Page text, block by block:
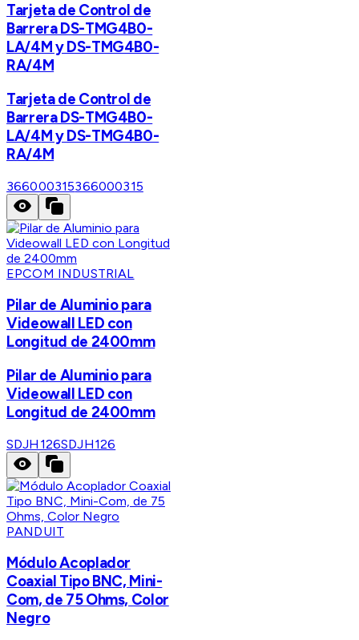
Tarjeta de Control de
Barrera DS-TMG4B0-
LA/4M y DS-TMG4B0-
RA/4M
Tarjeta de Control de
Barrera DS-TMG4B0-
LA/4M y DS-TMG4B0-
RA/4M
366000315366000315
EPCOM INDUSTRIAL
Pilar de Aluminio para
Videowall LED con
Longitud de 2400mm
Pilar de Aluminio para
Videowall LED con
Longitud de 2400mm
SDJH126SDJH126
PANDUIT
Módulo Acoplador
Coaxial Tipo BNC, Mini-
Com, de 75 Ohms, Color
Negro